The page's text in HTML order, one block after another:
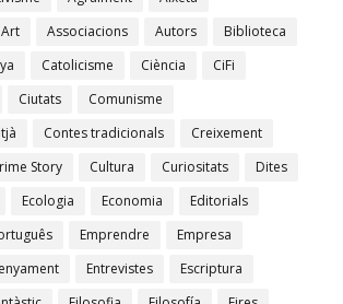
Art Associacions Autors
Biblioteca
Catolicisme Ciència
CiFi
Ciutats
Comunisme
Contes tradicionals
Creixement
Story Cultura Curiositats
Dites
Ecologia Economia
Editorials
Emprendre
Empresa
Entrevistes
Escriptura